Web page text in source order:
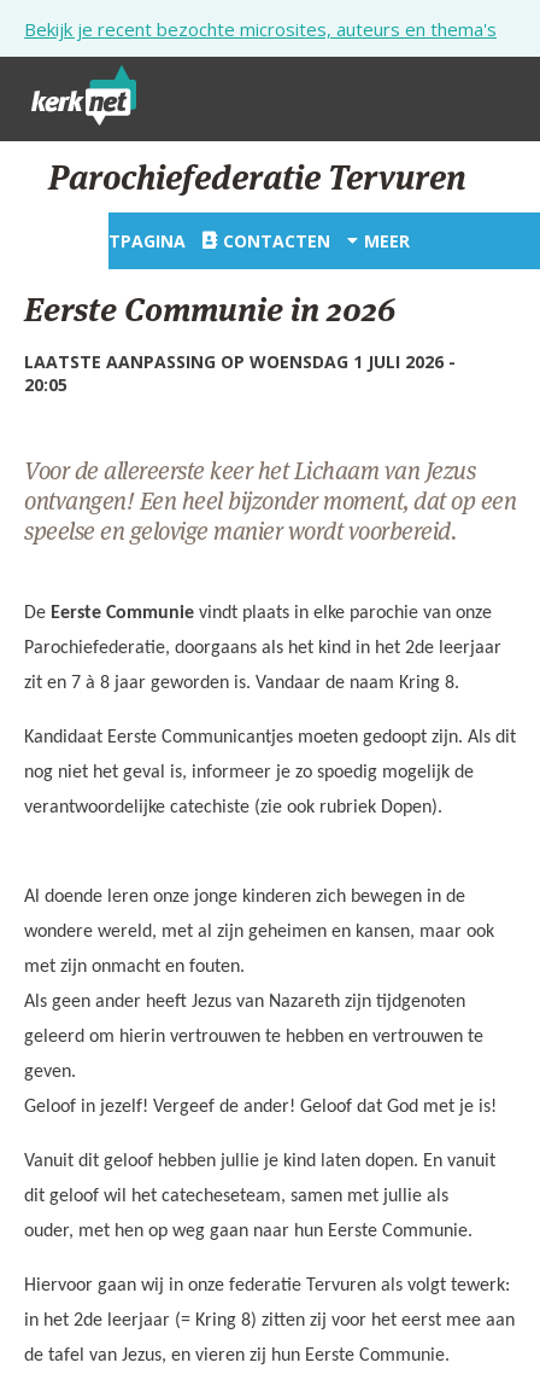
Bekijk je recent bezochte microsites, auteurs en thema's
STARTPAGINA
KERK
VIERINGEN
SHOP
ZOEKEN
STARTPAGINA PORTAAL
MIJN PAROCHIE
Parochiefederatie Tervuren
STARTPAGINA CONTACTEN MEER
Eerste Communie in 2026
LAATSTE AANPASSING OP WOENSDAG 1 JULI 2026 -
20:05
Voor de allereerste keer het Lichaam van Jezus
ontvangen! Een heel bijzonder moment, dat op een
speelse en gelovige manier wordt voorbereid.
De Eerste Communie vindt plaats in elke parochie van onze
Parochiefederatie, doorgaans als het kind in het 2de leerjaar
zit en 7 à 8 jaar geworden is. Vandaar de naam Kring 8.
Kandidaat Eerste Communicantjes moeten gedoopt zijn. Als dit
nog niet het geval is, informeer je zo spoedig mogelijk de
verantwoordelijke catechiste (zie ook rubriek Dopen).
Al doende leren onze jonge kinderen zich bewegen in de
wondere wereld, met al zijn geheimen en kansen, maar ook
met zijn onmacht en fouten.
Als geen ander heeft Jezus van Nazareth zijn tijdgenoten
geleerd om hierin vertrouwen te hebben en vertrouwen te
geven.
Geloof in jezelf! Vergeef de ander! Geloof dat God met je is!
Vanuit dit geloof hebben jullie je kind laten dopen. En vanuit
dit geloof wil het catecheseteam, samen met jullie als
ouder, met hen op weg gaan naar hun Eerste Communie.
Hiervoor gaan wij in onze federatie Tervuren als volgt tewerk:
in het 2de leerjaar (= Kring 8) zitten zij voor het eerst mee aan
de tafel van Jezus, en vieren zij hun Eerste Communie.